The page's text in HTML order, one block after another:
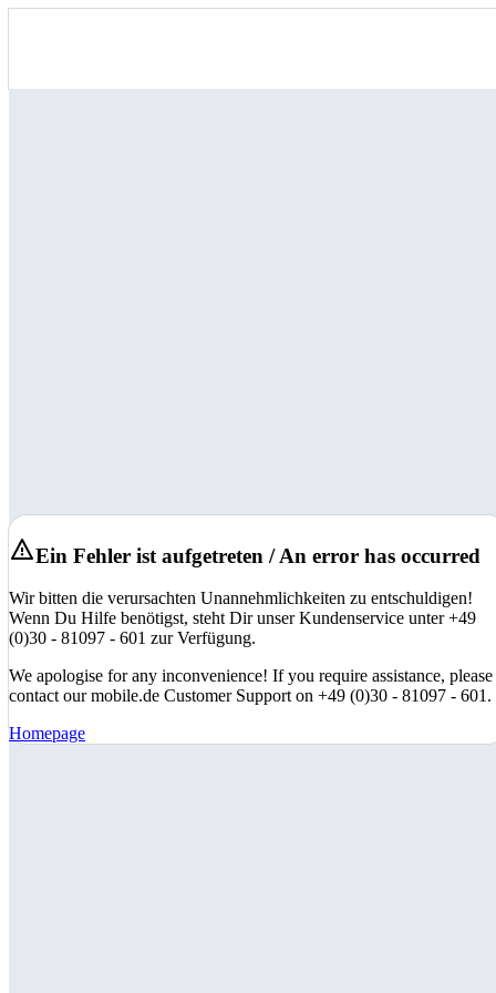
Ein Fehler ist aufgetreten / An error has occurred
Wir bitten die verursachten Unannehmlichkeiten zu entschuldigen!
Wenn Du Hilfe benötigst, steht Dir unser Kundenservice unter +49
(0)30 - 81097 - 601 zur Verfügung.
We apologise for any inconvenience! If you require assistance, please
contact our mobile.de Customer Support on +49 (0)30 - 81097 - 601.
Homepage